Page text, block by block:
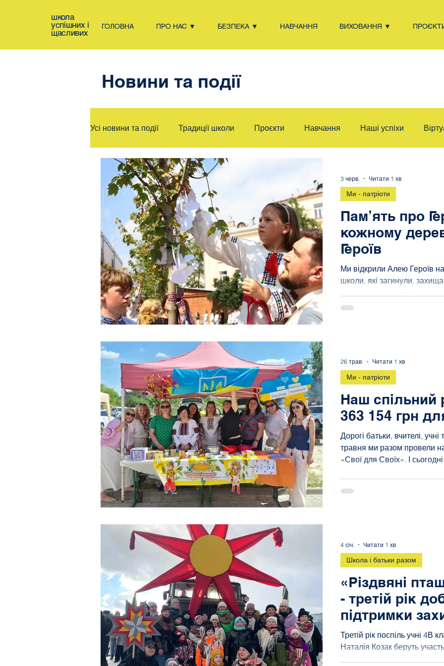
школа
успішних і
щасливих
ГОЛОВНА ПРО НАС ▼ БЕЗПЕКА ▼ НАВЧАННЯ ВИХОВАННЯ ▼
Новини та події
Усі новини та події Традиції школи Проєкти Навчання Наші успіхи
Оголошення Спорт Самоврядування
Школа і батьки разом Ми - патріоти Війна LvivSchoolQuiz
Бібліотека PROпрофесії Школа Дозвілля Для ЗСУ
Пам’ять про
кожному
Героїв
Ми відкрили Алею Героїв
школи, які загинули,
кожен наш день! На
особливий простір для
металевий жетон із QR-
прочитати про Героя
Ми - патріоти
3 черв. Читати 1 хв
Наш спільний
363 154 грн
Дорогі батьки, вчителі,
травня ми разом провели
«Свої для Своїх». І
за нашу шкільну родину.
нічого неможливого! Ви
Ми - патріоти
26 трав. Читати 1 хв
«Різдвяні
- третій рік
підтримки
України
Третій рік поспіль учні 4В
Наталія Козак беруть
Вони колядують й збирають
Школа і батьки разом
4 січ. Читати 1 хв